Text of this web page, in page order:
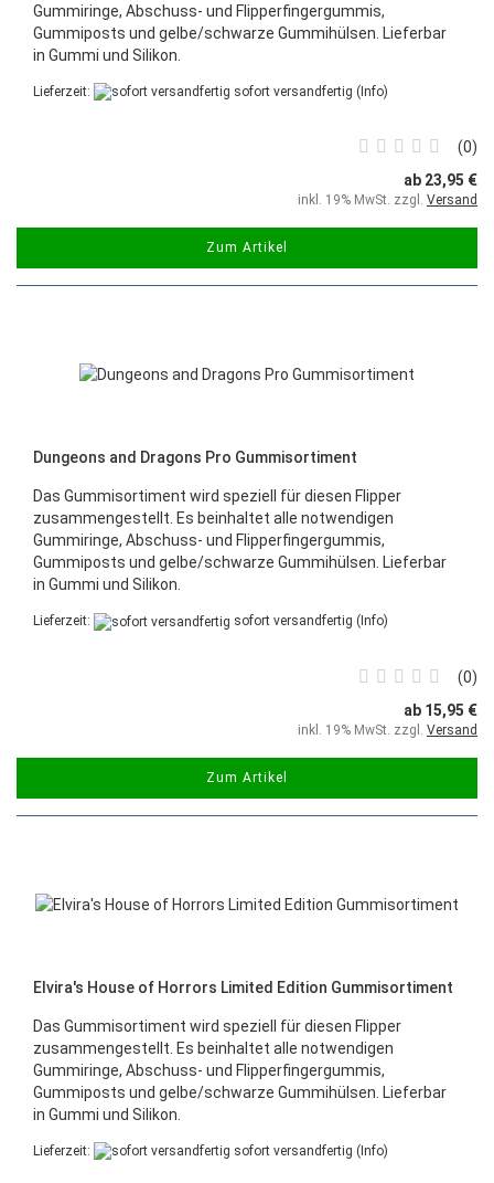
Gummiringe, Abschuss- und Flipperfingergummis,
Gummiposts und gelbe/schwarze Gummihülsen. Lieferbar
in Gummi und Silikon.
Lieferzeit: sofort versandfertig (Info)
0
ab 23,95 €
inkl. 19% MwSt. zzgl. Versand
Zum Artikel
Dungeons and Dragons Pro Gummisortiment
Das Gummisortiment wird speziell für diesen Flipper
zusammengestellt. Es beinhaltet alle notwendigen
Gummiringe, Abschuss- und Flipperfingergummis,
Gummiposts und gelbe/schwarze Gummihülsen. Lieferbar
in Gummi und Silikon.
Lieferzeit: sofort versandfertig (Info)
0
ab 15,95 €
inkl. 19% MwSt. zzgl. Versand
Zum Artikel
Elvira's House of Horrors Limited Edition Gummisortiment
Das Gummisortiment wird speziell für diesen Flipper
zusammengestellt. Es beinhaltet alle notwendigen
Gummiringe, Abschuss- und Flipperfingergummis,
Gummiposts und gelbe/schwarze Gummihülsen. Lieferbar
in Gummi und Silikon.
Lieferzeit: sofort versandfertig (Info)